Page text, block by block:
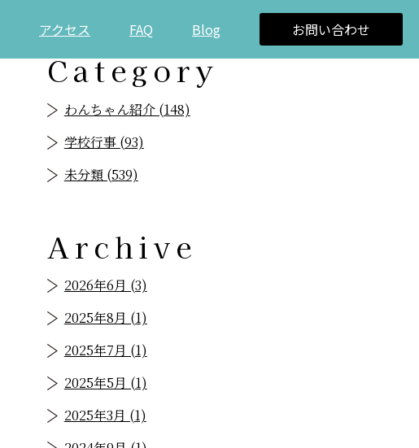
アクセス FAQ Blog お問い合わせ
Category
わんちゃん紹介 (148)
学校行事 (93)
未分類 (539)
Archive
2026年6月 (3)
2025年8月 (1)
2025年7月 (1)
2025年5月 (1)
2025年3月 (1)